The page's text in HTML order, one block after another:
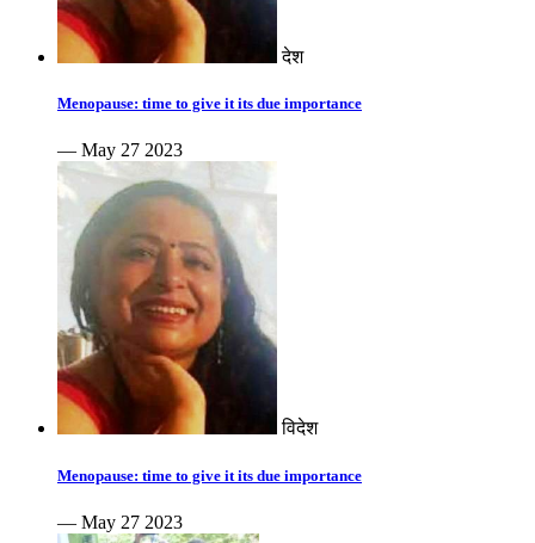
देश
Menopause: time to give it its due importance
— May 27 2023
विदेश
Menopause: time to give it its due importance
— May 27 2023